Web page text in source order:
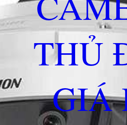
THỦ
GIÁ